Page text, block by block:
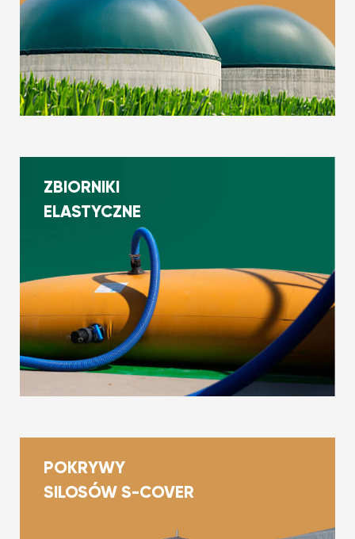
ZBIORNIKI
ELASTYCZNE
POKRYWY
SILOSÓW S-COVER